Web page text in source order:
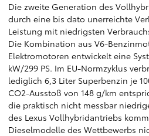
Die zweite Generation des
durch eine bis dato unerreichte
Leistung mit niedrigsten
Die Kombination aus V6-
Elektromotoren entwickelt eine
kW/299 PS. Im EU-Normzyklus
lediglich 6,3 Liter Superbenzin je
CO2-Ausstoß von 148 g/km
die praktisch nicht messbar
des Lexus Vollhybridantriebs
Dieselmodelle des Wettbewerbs